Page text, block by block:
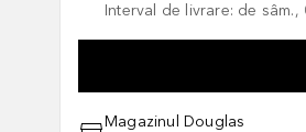
Interval de livrare: de
Magazinul Douglas